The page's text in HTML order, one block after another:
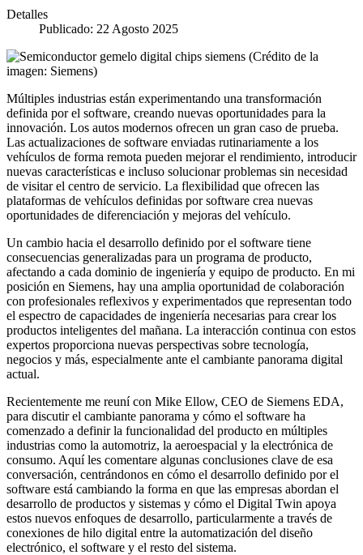
Detalles
Publicado: 22 Agosto 2025
Múltiples industrias están experimentando una transformación
definida por el software, creando nuevas oportunidades para la
innovación. Los autos modernos ofrecen un gran caso de prueba.
Las actualizaciones de software enviadas rutinariamente a los
vehículos de forma remota pueden mejorar el rendimiento, introducir
nuevas características e incluso solucionar problemas sin necesidad
de visitar el centro de servicio. La flexibilidad que ofrecen las
plataformas de vehículos definidas por software crea nuevas
oportunidades de diferenciación y mejoras del vehículo.
Un cambio hacia el desarrollo definido por el software tiene
consecuencias generalizadas para un programa de producto,
afectando a cada dominio de ingeniería y equipo de producto. En mi
posición en Siemens, hay una amplia oportunidad de colaboración
con profesionales reflexivos y experimentados que representan todo
el espectro de capacidades de ingeniería necesarias para crear los
productos inteligentes del mañana. La interacción continua con estos
expertos proporciona nuevas perspectivas sobre tecnología,
negocios y más, especialmente ante el cambiante panorama digital
actual.
Recientemente me reuní con Mike Ellow, CEO de Siemens EDA,
para discutir el cambiante panorama y cómo el software ha
comenzado a definir la funcionalidad del producto en múltiples
industrias como la automotriz, la aeroespacial y la electrónica de
consumo. Aquí les comentare algunas conclusiones clave de esa
conversación, centrándonos en cómo el desarrollo definido por el
software está cambiando la forma en que las empresas abordan el
desarrollo de productos y sistemas y cómo el Digital Twin apoya
estos nuevos enfoques de desarrollo, particularmente a través de
conexiones de hilo digital entre la automatización del diseño
electrónico, el software y el resto del sistema.